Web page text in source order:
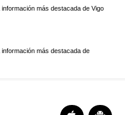
más destacada de Vigo
más destacada de